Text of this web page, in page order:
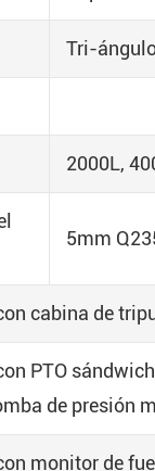
Tri-
2000L,
5mm
cabina de
PTO
de presión
monitor de